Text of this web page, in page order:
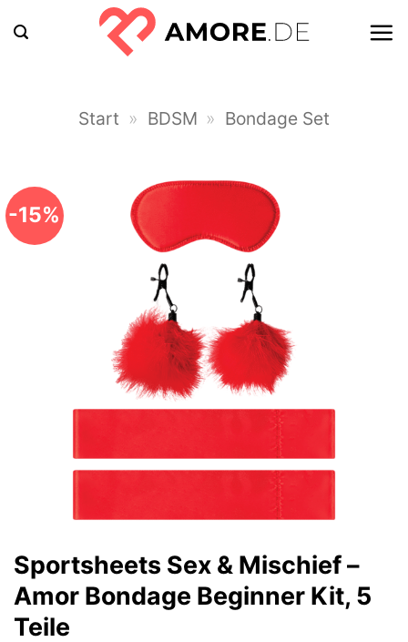
Inhalt
Start » BDSM » Bondage Set
-15%
Sportsheets Sex & Mischief –
Amor Bondage Beginner Kit, 5
Teile